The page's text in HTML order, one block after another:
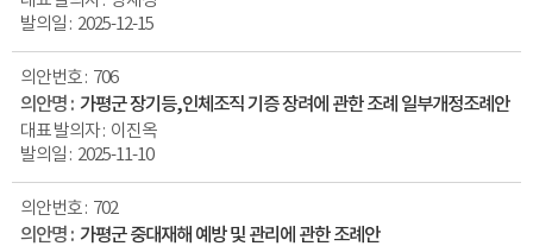
2025-12-15
706
가평군 장기등,인체조직 기증 장려에 관한 조례 일부개정조례안
이진옥
2025-11-10
702
가평군 중대재해 예방 및 관리에 관한 조례안